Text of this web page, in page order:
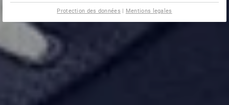
Protection des données | Mentions legales